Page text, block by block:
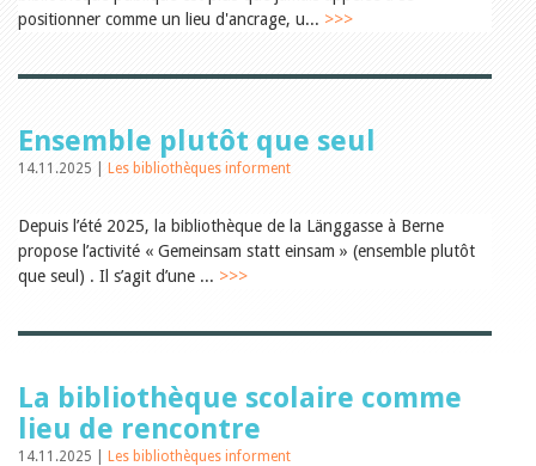
Encouragement à la lecture
Tags
Manifestations
Formation et perfectionnement
Jeune public
Ecole et bibliothèque
Bibliosuisse
Littérature de jeunesse
Encouragement des
bibliothèques
Bibliomedia
Tous les tags
positionner comme un lieu d'ancrage, u... >>>
Ensemble plutôt que seul
14.11.2025 | Les bibliothèques informent
Depuis l’été 2025, la bibliothèque de la Länggasse à Berne
propose l’activité « Gemeinsam statt einsam » (ensemble plutôt
que seul) . Il s’agit d’une ... >>>
La bibliothèque scolaire comme
lieu de rencontre
14.11.2025 | Les bibliothèques informent